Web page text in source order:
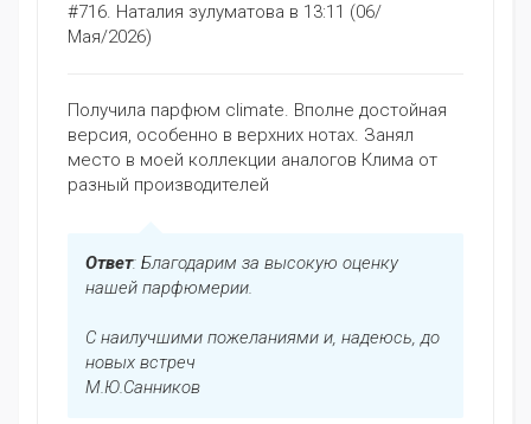
#716. Наталия зулуматова в 13:11 (06/
Мая/2026)
Получила парфюм climate. Вполне достойная
версия, особенно в верхних нотах. Занял
место в моей коллекции аналогов Клима от
разный производителей
Ответ: Благодарим за высокую оценку
нашей парфюмерии.
С наилучшими пожеланиями и, надеюсь, до
новых встреч
М.Ю.Санников